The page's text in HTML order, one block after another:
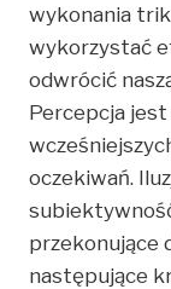
wykonania
wykorzystać
odwrócić
Percepcja
oczekiwań.
przekonujące
następujące